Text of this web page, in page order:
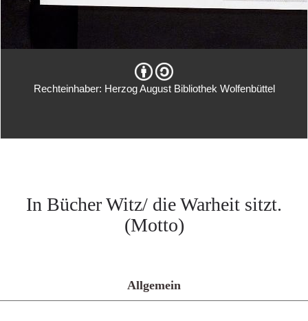
Rechteinhaber: Herzog August Bibliothek Wolfenbüttel
In Bücher Witz/ die Warheit sitzt.
(Motto)
Allgemein